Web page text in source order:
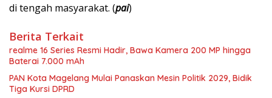
di tengah masyarakat. (pai)
Berita Terkait
realme 16 Series Resmi Hadir, Bawa Kamera 200 MP hingga
Baterai 7.000 mAh
PAN Kota Magelang Mulai Panaskan Mesin Politik 2029, Bidik
Tiga Kursi DPRD